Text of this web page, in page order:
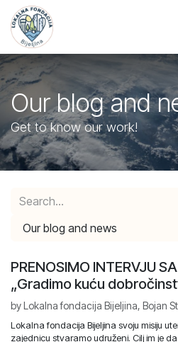
Skip to Content
Our blog and
Get to know our work!
Our blog and news
PRENOSIMO INTERVJU
„Gradimo kuću
byLokalna fondacija Bijeljina, Bojan
Lokalna fondacija Bijeljina svoju misiju
zajednicu stvaramo udruženi. Cilj im je